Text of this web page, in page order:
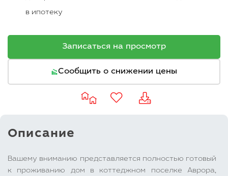
в ипотеку
Записаться на просмотр
Сообщить о снижении цены
Описание
Вашему вниманию представляется полностью готовый
к проживанию дом в коттеджном поселке Аврора,